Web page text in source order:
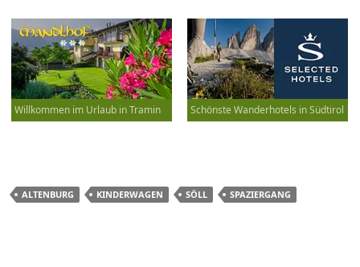
Willkommen im Urlaub in Tramin Schönste Wanderhotels in Südtirol
ALTENBURG KINDERWAGEN SÖLL SPAZIERGANG